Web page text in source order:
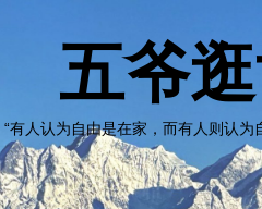
五爷
“有人认为自由是在家，而有人则认